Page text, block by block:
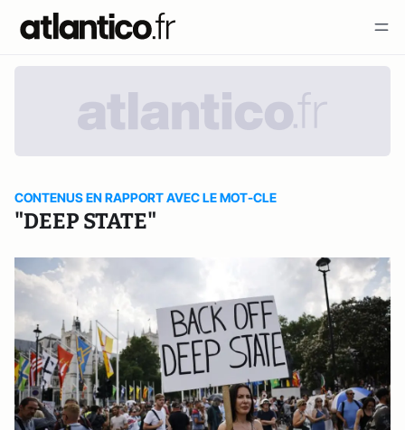
CONTENUS EN RAPPORT AVEC LE MOT-CLE
"DEEP STATE"